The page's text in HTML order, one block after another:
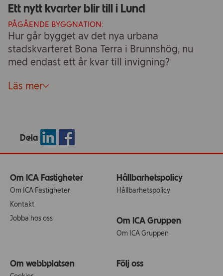
Ett nytt kvarter blir till i Lund
PÅGÅENDE BYGGNATION:
Hur går bygget av det nya urbana
stadskvarteret Bona Terra i Brunnshög, nu
med endast ett år kvar till invigning?
Läs mer
Dela
Om ICA Fastigheter
Om ICA Fastigheter
Kontakt
Jobba hos oss
Hållbarhetspolicy
Hållbarhetspolicy
Om ICA Gruppen
Om ICA Gruppen
Om webbplatsen Följ oss